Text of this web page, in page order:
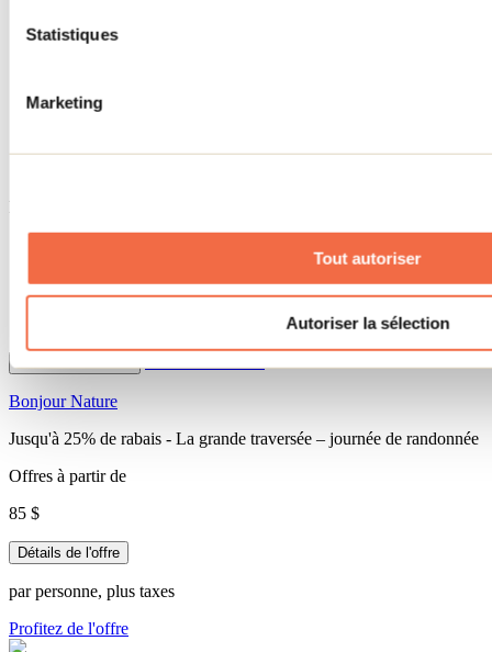
Statistiques
Marketing
Tout autoriser
Autoriser la sélection
Journée de pêche sur glace à la Pourvoirie du Domaine
pêche;
nique
Important:
Confirmation de réservation dans un délai de 24-48 heures (en
semaine)
Bonjour Nature
Jusqu'à 25% de rabais - La grande traversée – journée de randonnée
Offres à partir de
85 $
Détails de l'offre
par personne, plus taxes
Profitez de l'offre